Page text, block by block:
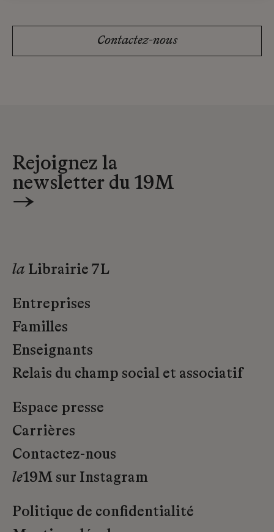
Contactez-nous
Rejoignez la
newsletter du 19M
→
la Librairie 7L
Entreprises
Familles
Enseignants
Relais du champ social et associatif
Espace presse
Carrières
Contactez-nous
le19M sur Instagram
Politique de confidentialité